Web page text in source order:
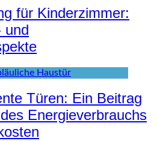
für Kinderzimmer:
und
Türen: Ein Beitrag
Energieverbrauchs